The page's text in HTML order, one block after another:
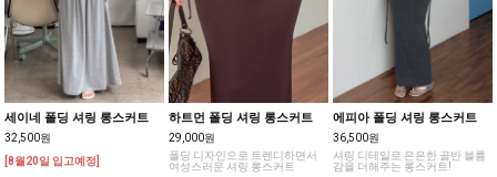
세이네 폴딩 셔링 롱스커트
32,500원
[8월20일 입고예정]
하트먼 폴딩 셔링 롱스커트
29,000원
폴딩 디자인으로 트렌디하면서
여성스러운 셔링 롱스커트
에피아 폴딩 셔링 롱스커트
36,500원
셔링 디테일로 은은한 골반 볼륨
감을 더해주는 롱스커트!